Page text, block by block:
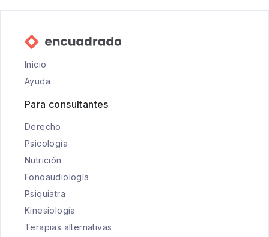
Inicio
Ayuda
Para consultantes
Derecho
Psicología
Nutrición
Fonoaudiología
Psiquiatra
Kinesiología
Terapias alternativas